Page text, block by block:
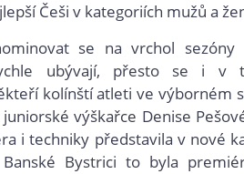
Češi v kategoriích mužů a
se na vrchol sezóny
ubývají, přesto se i v
kolínští atleti ve výborném
výškařce Denise
i techniky představila v nové
Bystrici to byla